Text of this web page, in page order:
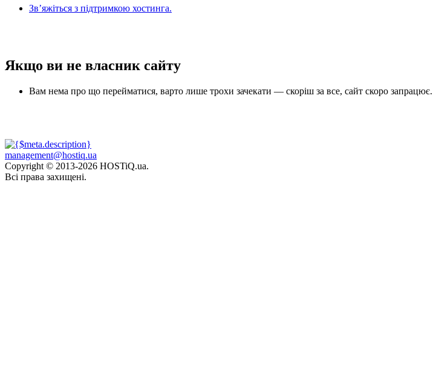
Зв’яжіться з підтримкою хостинга.
Якщо ви не власник сайту
Вам нема про що перейматися, варто лише трохи зачекати — скоріш за все, сайт скоро запрацює.
management@hostiq.ua
Copyright © 2013-2026 HOSTiQ.ua.
Всі права захищені.